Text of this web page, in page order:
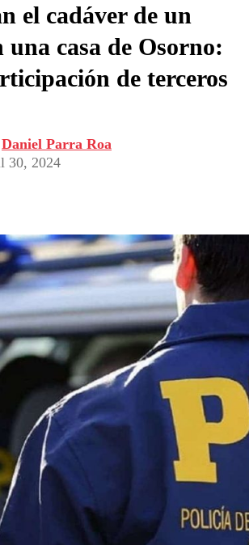
el cadáver de un
una casa de Osorno:
de terceros
Daniel Parra Roa
30, 2024